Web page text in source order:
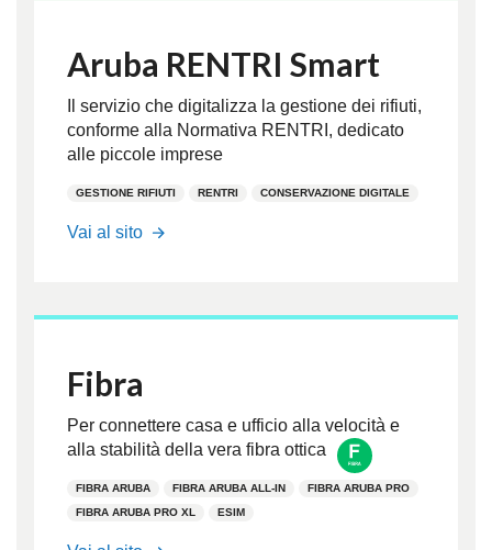
Aruba RENTRI Smart
Il servizio che digitalizza la gestione dei rifiuti,
conforme alla Normativa RENTRI, dedicato
alle piccole imprese
GESTIONE RIFIUTI RENTRI CONSERVAZIONE DIGITALE
Vai al sito https://www.pec.it/acquista-
Fibra
Per connettere casa e ufficio alla velocità e
alla stabilità della vera fibra ottica
FIBRA ARUBA FIBRA ARUBA ALL-IN
FIBRA ARUBA PRO
FIBRA ARUBA PRO XL
ESIM